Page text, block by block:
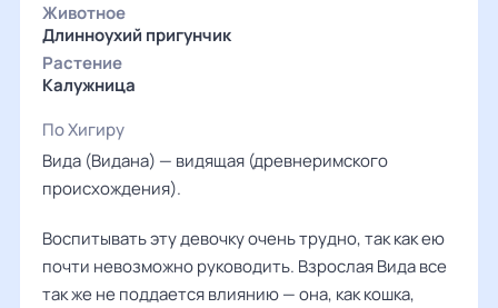
Животное
Длинноухий пригунчик
Растение
Калужница
По Хигиру
Вида (Видана) — видящая (древнеримского
происхождения).
Воспитывать эту девочку очень трудно, так как ею
почти невозможно руководить. Взрослая Вида все
так же не поддается влиянию — она, как кошка,